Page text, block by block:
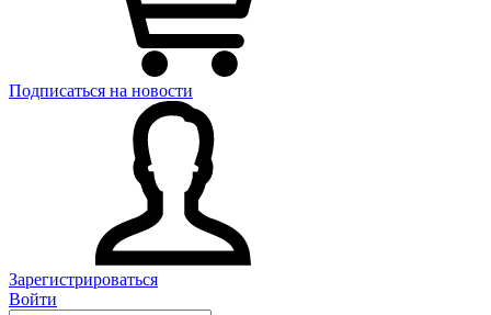
Подписаться на новости
Зарегистрироваться
Войти